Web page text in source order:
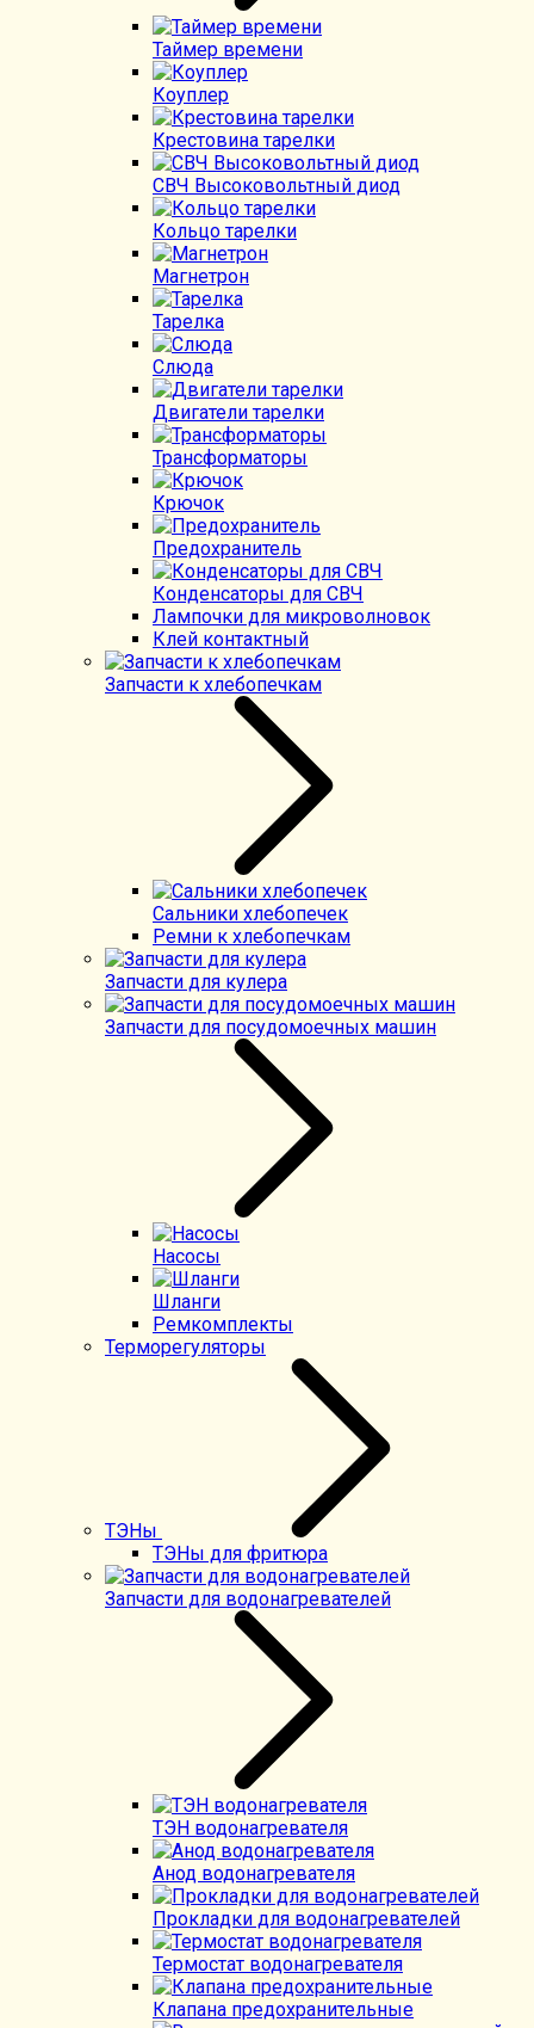
Таймер времени
Коуплер
Крестовина тарелки
СВЧ Высоковольтный диод
Кольцо тарелки
Магнетрон
Тарелка
Слюда
Двигатели тарелки
Трансформаторы
Крючок
Предохранитель
Конденсаторы для СВЧ
Лампочки для микроволновок
Клей контактный
Запчасти к хлебопечкам
Сальники хлебопечек
Ремни к хлебопечкам
Запчасти для кулера
Запчасти для посудомоечных машин
Насосы
Шланги
Ремкомплекты
Терморегуляторы
ТЭНы
ТЭНы для фритюра
Запчасти для водонагревателей
ТЭН водонагревателя
Анод водонагревателя
Прокладки для водонагревателей
Термостат водонагревателя
Клапана предохранительные